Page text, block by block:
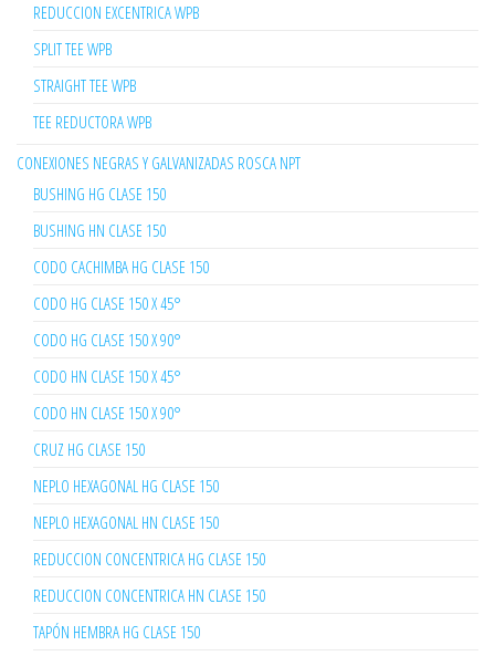
REDUCCION EXCENTRICA WPB
SPLIT TEE WPB
STRAIGHT TEE WPB
TEE REDUCTORA WPB
CONEXIONES NEGRAS Y GALVANIZADAS ROSCA NPT
BUSHING HG CLASE 150
BUSHING HN CLASE 150
CODO CACHIMBA HG CLASE 150
CODO HG CLASE 150 X 45°
CODO HG CLASE 150 X 90°
CODO HN CLASE 150 X 45°
CODO HN CLASE 150 X 90°
CRUZ HG CLASE 150
NEPLO HEXAGONAL HG CLASE 150
NEPLO HEXAGONAL HN CLASE 150
REDUCCION CONCENTRICA HG CLASE 150
REDUCCION CONCENTRICA HN CLASE 150
TAPÓN HEMBRA HG CLASE 150